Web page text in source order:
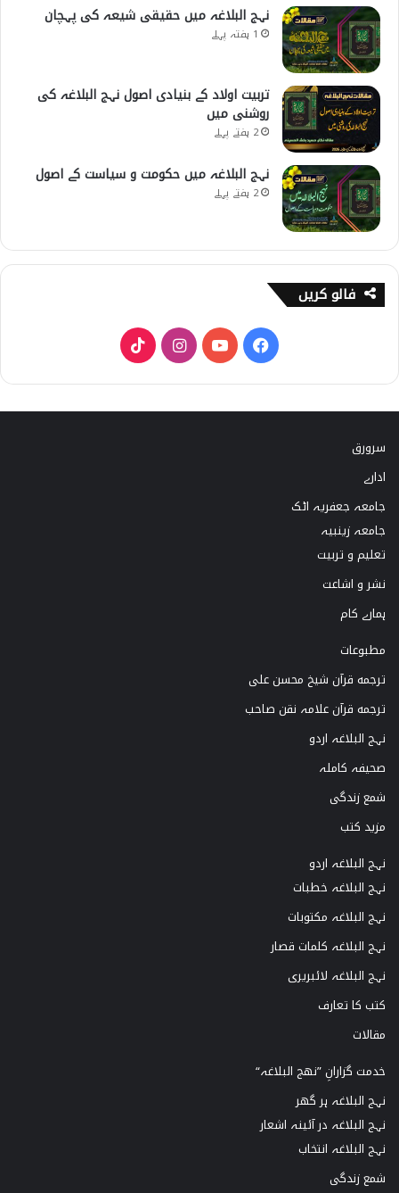
نہج البلاغہ میں حقیقی شیعہ کی پہچان
1 ہفتہ پہلے
تربیت اولاد کے بنیادی اصول نہج البلاغہ کی
روشنی میں
2 ہفتے پہلے
نہج البلاغہ میں حکومت و سیاست کے اصول
2 ہفتے پہلے
فالو کریں
F
a
c
Y
o
u
n
s
T
i
k
سرورق
ادارے
جامعہ جعفریہ اٹک
جامعہ زینبیہ
تعلیم و تربیت
نشر و اشاعت
ہمارے کام
مطبوعات
ترجمه قرآن شیخ محسن علی
ترجمه قرآن علامہ نقن صاحب
نہج البلاغہ اردو
صحیفہ کاملہ
شمع زندگی
مزید کتب
نہج البلاغہ اردو
نہج البلاغہ خطبات
نہج البلاغہ مکتوبات
نہج البلاغہ کلمات قصار
نہج البلاغہ لائبریری
کتب کا تعارف
مقالات
خدمت گزارانِ ”نھج البلاغہ“
نہج البلاغہ ہر گھر
نہج البلاغہ در آئینہ اشعار
نہج البلاغہ انتخاب
شمع زندگی